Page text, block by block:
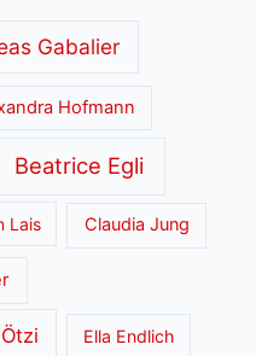
Gabalier
Hofmann
Beatrice Egli
Lais Claudia Jung
Ella Endlich